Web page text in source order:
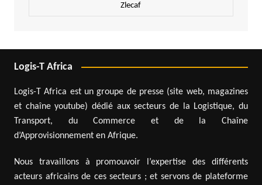
Zlecaf
Logis-T Africa
Logis-T Africa est un groupe de presse (site web, magazines
et chaîne youtube) dédié aux secteurs de la Logistique, du
Transport, du Commerce et de la Chaîne
d’Approvisionnement en Afrique.
Nous travaillons à promouvoir l’expertise des différents
acteurs africains de ces secteurs ; et servons de plateforme